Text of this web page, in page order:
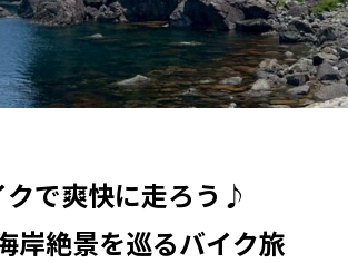
クで爽快に走ろう♪
岸絶景を巡るバイク旅